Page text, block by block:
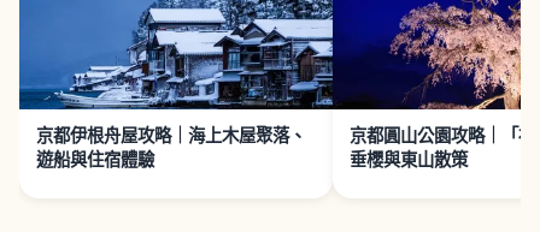
京都伊根舟屋攻略｜海上木屋聚落、
遊船與住宿體驗
京都圓山公園攻略｜「
垂櫻與東山散策